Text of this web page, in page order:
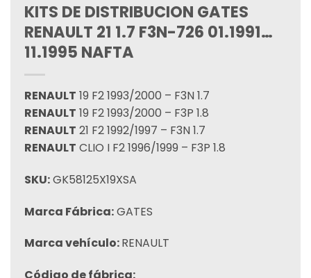
KITS DE DISTRIBUCION GATES
RENAULT 21 1.7 F3N-726 01.1991…
11.1995 NAFTA
RENAULT 19 F2 1993/2000 – F3N 1.7
RENAULT 19 F2 1993/2000 – F3P 1.8
RENAULT 21 F2 1992/1997 – F3N 1.7
RENAULT CLIO I F2 1996/1999 – F3P 1.8
SKU:GK58125X19XSA
Marca Fábrica:GATES
Marca vehículo:RENAULT